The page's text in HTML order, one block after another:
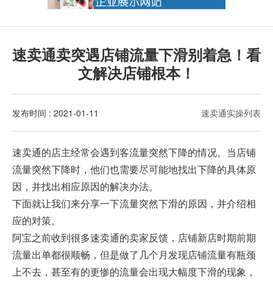
速卖通卖突遇店铺流量下滑别着急！看
文解决店铺根本！
发布时间 : 2021-01-11 速卖通实操列表
速卖通的店主经常会遇到客流量突然下降的情况。当店铺
流量突然下降时，他们也需要尽可能地找出下降的具体原
因，并找出相应原因的解决办法。
下面就让我们来分享一下流量突然下滑的原因，并介绍相
应的对策。
阿宝之前收到很多速卖通的卖家反馈，店铺新店时期前期
流量出单都很顺畅，但是做了几个月发现店铺流量有瓶颈
上不去，甚至有的更惨的流量会出现大幅度下滑的现象，